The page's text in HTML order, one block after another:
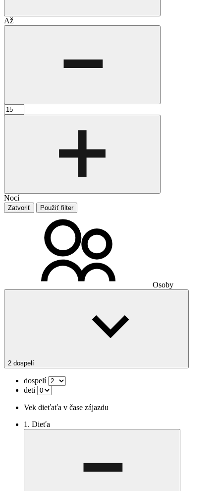
Až
Nocí
Zatvoriť Použiť filter
Osoby
2 dospelí
dospelí
deti
Vek dieťaťa v čase zájazdu
1. Dieťa